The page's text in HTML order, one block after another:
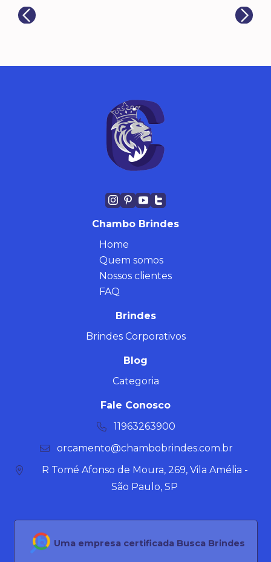
Chambo Brindes
Home
Quem somos
Nossos clientes
FAQ
Brindes
Brindes Corporativos
Blog
Categoria
Fale Conosco
11963263900
orcamento@chambobrindes.com.br
R Tomé Afonso de Moura, 269, Vila Amélia -
São Paulo, SP
Uma empresa certificada Busca Brindes